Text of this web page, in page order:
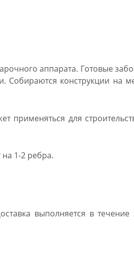
аппарата. Готовые
конструкции на
применяться для
1-2 ребра.
выполняется в